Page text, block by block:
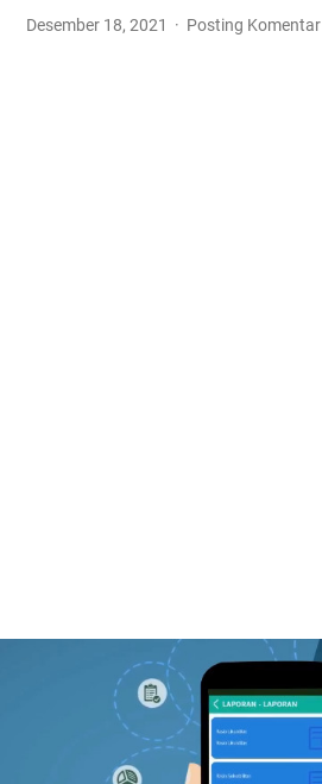
Desember 18, 2021 Posting Komentar